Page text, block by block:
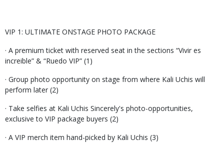
VIP 1: ULTIMATE ONSTAGE PHOTO PACKAGE
· A premium ticket with reserved seat in the sections “Vivir es
increible” & “Ruedo VIP” (1)
· Group photo opportunity on stage from where Kali Uchis will
perform later (2)
· Take selfies at Kali Uchis Sincerely's photo-opportunities,
exclusive to VIP package buyers (2)
· A VIP merch item hand-picked by Kali Uchis (3)